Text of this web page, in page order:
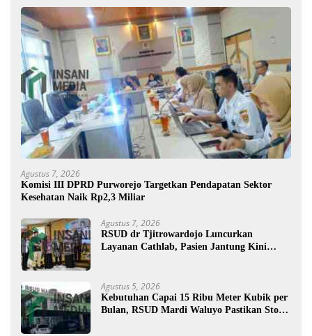
Agustus 7, 2026
Komisi III DPRD Purworejo Targetkan Pendapatan Sektor
Kesehatan Naik Rp2,3 Miliar
Agustus 7, 2026
RSUD dr Tjitrowardojo Luncurkan
Layanan Cathlab, Pasien Jantung Kini
Agustus 5, 2026
Kebutuhan Capai 15 Ribu Meter Kubik per
Bulan, RSUD Mardi Waluyo Pastikan Stok